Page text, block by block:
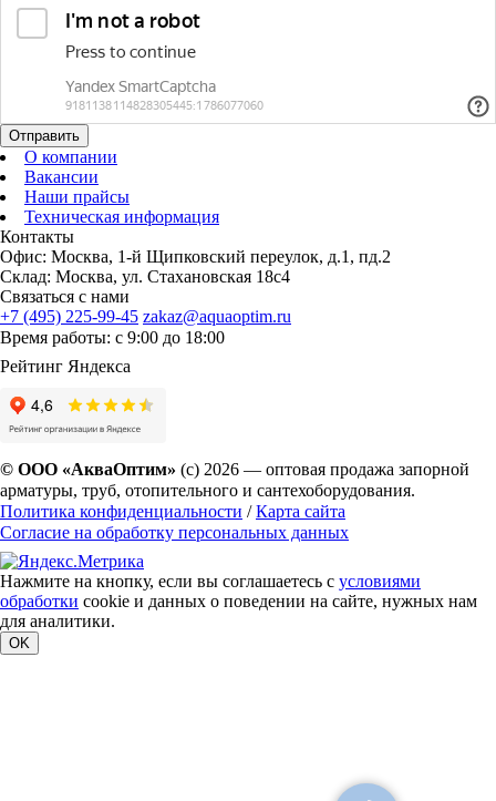
Отправить
О компании
Вакансии
Наши прайсы
Техническая информация
Контакты
Офис: Москва, 1-й Щипковский переулок, д.1, пд.2
Склад: Москва, ул. Стахановская 18с4
Связаться с нами
+7 (495) 225-99-45 zakaz@aquaoptim.ru
Время работы: с 9:00 до 18:00
Рейтинг Яндекса
© ООО «АкваОптим» (с) 2026 — оптовая продажа запорной
арматуры, труб, отопительного и сантехоборудования.
Политика конфиденциальности /Карта сайта
Согласие на обработку персональных данных
Нажмите на кнопку, если вы соглашаетесь с условиями
обработки cookie и данных о поведении на сайте, нужных нам
для аналитики.
OK